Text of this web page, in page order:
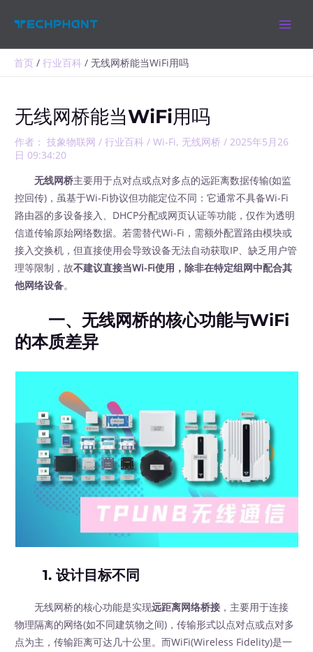
首页 行业百科 无线网桥能当WiFi用吗
无线网桥能当WiFi用吗
作者： 技象物联网/行业百科 /Wi-Fi, 无线网桥 /2025年5月26
日 09:34:20
无线网桥主要用于点对点或点对多点的远距离数据传输(如监
控回传)，虽基于Wi-Fi协议但功能定位不同：它通常不具备Wi-Fi
路由器的多设备接入、DHCP分配或网页认证等功能，仅作为透明
信道传输原始网络数据。若需替代Wi-Fi，需额外配置路由模块或
接入交换机，但直接使用会导致设备无法自动获取IP、缺乏用户管
理等限制，故不建议直接当Wi-Fi使用，除非在特定组网中配合其
他网络设备。
一、无线网桥的核心功能与WiFi
的本质差异
1.设计目标不同
无线网桥的核心功能是实现远距离网络桥接 ，主要用于连接
物理隔离的网络(如不同建筑物之间)，传输形式以点对点或点对多
点为主，传输距离可达几十公里。而WiFi(Wireless Fidelity)是一